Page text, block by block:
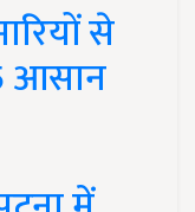
से
आसान